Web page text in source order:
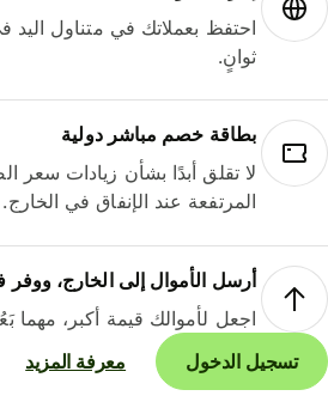
احتفظ بعملاتك في متناول اليد
ثوانٍ.
بطاقة خصم مباشر دولية
لا تقلق أبدًا بشأن زيادات سعر
المرتفعة عند الإنفاق في الخارج.
أرسل الأموال إلى الخارج، ووفر
اجعل لأموالك قيمة أكبر، مهما
تسجيل الدخول
معرفة المزيد